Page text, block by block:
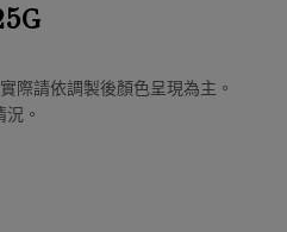
際請依調製後顏色呈現為主。
。